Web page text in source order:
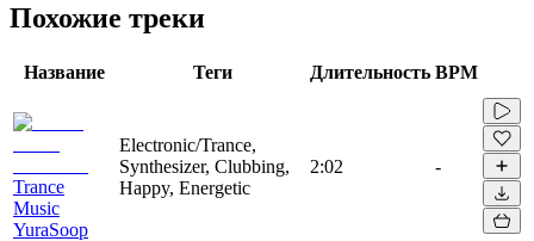
Похожие треки
Название Теги Длительность BPM
Trance
Music
YuraSoop
Electronic/Trance,
Synthesizer, Clubbing,
Happy, Energetic
2:02 -